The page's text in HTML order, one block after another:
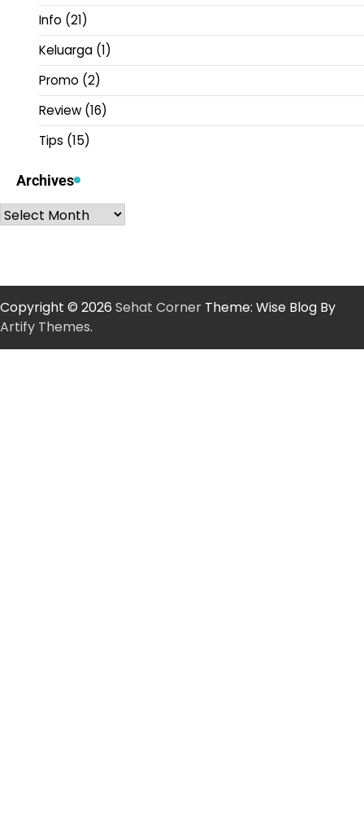
Info (21)
Keluarga (1)
Promo (2)
Review (16)
Tips (15)
Archives
Archives
Copyright © 2026 Sehat Corner Theme: Wise Blog By
Artify Themes.